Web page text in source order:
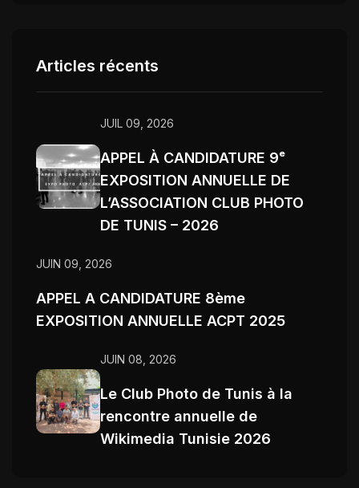
Articles récents
JUIL 09, 2026
APPEL À CANDIDATURE 9ᵉ
EXPOSITION ANNUELLE DE
L’ASSOCIATION CLUB PHOTO
DE TUNIS – 2026
JUIN 09, 2026
APPEL A CANDIDATURE 8ème
EXPOSITION ANNUELLE ACPT 2025
JUIN 08, 2026
Le Club Photo de Tunis à la
rencontre annuelle de
Wikimedia Tunisie 2026